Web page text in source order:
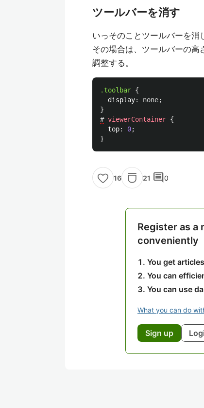
ツールバーを消す
いっそのことツールバーを
その場合は、ツールバーの高
調整する。
.toolbar {
display: none;
}
# viewerContainer {
top: 0;
}
16 21 comment0
Register as a
conveniently
You get
You can
You can use
What you can do
Sign up